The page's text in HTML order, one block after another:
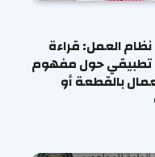
(96) من نظام العمل: قراءة
تطبيقي حول مفهوم
بالقطعة أو